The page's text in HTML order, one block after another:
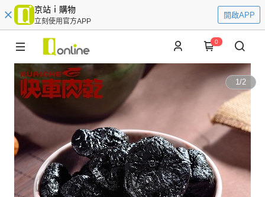
京站ｉ購物
立刻使用官方APP
開啟APP
0
1/2